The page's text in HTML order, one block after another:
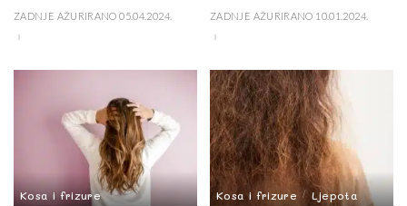
ZADNJE AŽURIRANO 05.04.2024. ZADNJE AŽURIRANO 10.01.2024.
Kosa i frizure Kosa i frizure Ljepota